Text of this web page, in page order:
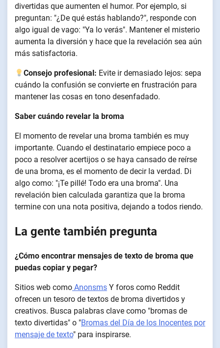
divertidas que aumenten el humor. Por ejemplo, si
preguntan: "¿De qué estás hablando?", responde con
algo igual de vago: "Ya lo verás". Mantener el misterio
aumenta la diversión y hace que la revelación sea aún
más satisfactoria.
Consejo profesional: Evite ir demasiado lejos: sepa
cuándo la confusión se convierte en frustración para
mantener las cosas en tono desenfadado.
Saber cuándo revelar la broma
El momento de revelar una broma también es muy
importante. Cuando el destinatario empiece poco a
poco a resolver acertijos o se haya cansado de reírse
de una broma, es el momento de decir la verdad. Di
algo como: "¡Te pillé! Todo era una broma". Una
revelación bien calculada garantiza que la broma
termine con una nota positiva, dejando a todos riendo.
La gente también pregunta
¿Cómo encontrar mensajes de texto de broma que
puedas copiar y pegar?
Sitios web como Anonsms Y foros como Reddit
ofrecen un tesoro de textos de broma divertidos y
creativos. Busca palabras clave como "bromas de
texto divertidas" o "Bromas del Día de los Inocentes por
mensaje de texto" para inspirarse.